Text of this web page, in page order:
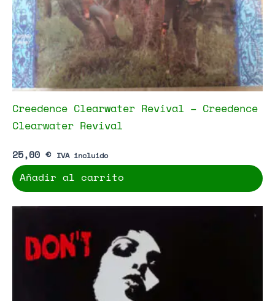
Creedence Clearwater Revival – Creedence
Clearwater Revival
25,00 € IVA incluido
Añadir al carrito